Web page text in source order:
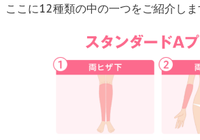
ここに12種類の中の一つをご紹介しま